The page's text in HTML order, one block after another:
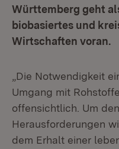
Württemberg geht
biobasiertes und
Wirtschaften voran.
„Die Notwendigkeit
Umgang mit
offensichtlich. Um
Herausforderungen
dem Erhalt einer